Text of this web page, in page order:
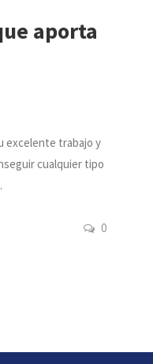
aporta
0
excelente trabajo y
cualquier tipo